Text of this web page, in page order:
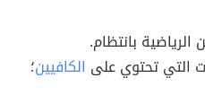
بانتظام.
التي تحتوي على الكافيين؛